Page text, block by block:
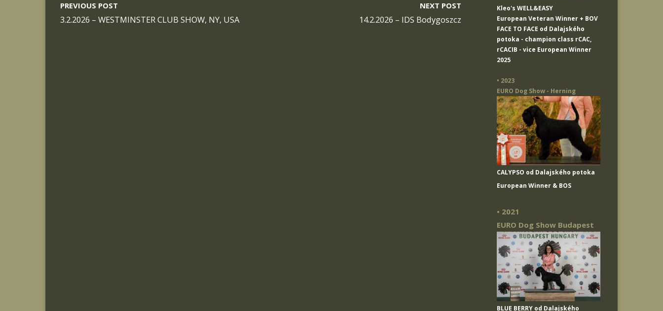
PREVIOUS POST
3.2.2026 – WESTMINSTER CLUB SHOW, NY, USA
NEXT POST
14.2.2026 – IDS Bodygoszcz
Kleo's WELL&EASY
European Veteran Winner + BOV
FACE TO FACE od Dalajského
potoka - champion class rCAC,
rCACIB - vice European Winner
2025
• 2023
EURO Dog Show - Herning
CALYPSO od Dalajského potoka
European Winner & BOS
• 2021
EURO Dog Show Budapest
BLUE BERRY od Dalajského